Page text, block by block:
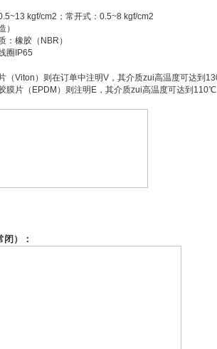
kgf/cm2；常开式：0.5~8 kgf/cm2
）
：橡胶（NBR）
圈IP65
（Viton）则在订单中注明V，其介质zui高温度可达到
膜片（EPDM）则注明E，其介质zui高温度可达到
）：